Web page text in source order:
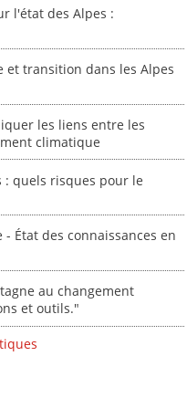
l'état des Alpes :
et transition dans les Alpes
les liens entre les
climatique
: quels risques pour le
État des connaissances en
au changement
et outils."